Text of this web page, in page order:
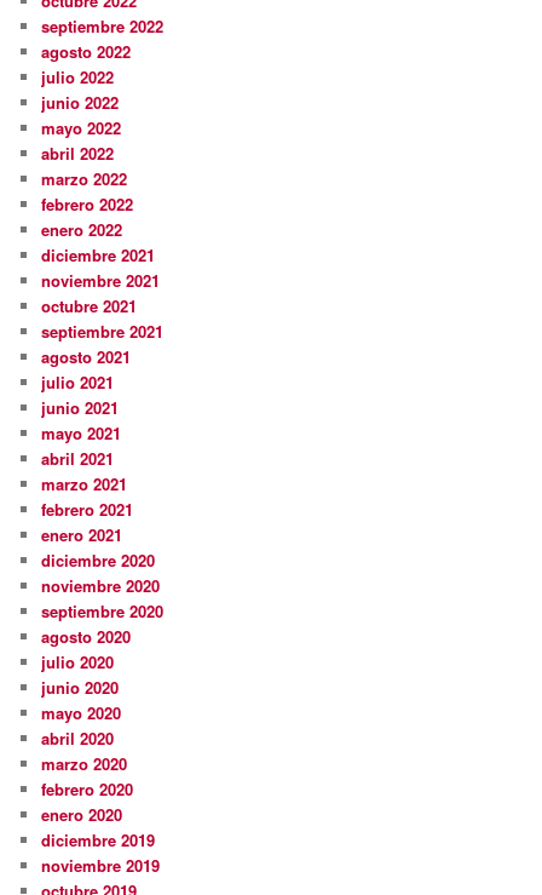
septiembre 2022
agosto 2022
julio 2022
junio 2022
mayo 2022
abril 2022
marzo 2022
febrero 2022
enero 2022
diciembre 2021
noviembre 2021
octubre 2021
septiembre 2021
agosto 2021
julio 2021
junio 2021
mayo 2021
abril 2021
marzo 2021
febrero 2021
enero 2021
diciembre 2020
noviembre 2020
septiembre 2020
agosto 2020
julio 2020
junio 2020
mayo 2020
abril 2020
marzo 2020
febrero 2020
enero 2020
diciembre 2019
noviembre 2019